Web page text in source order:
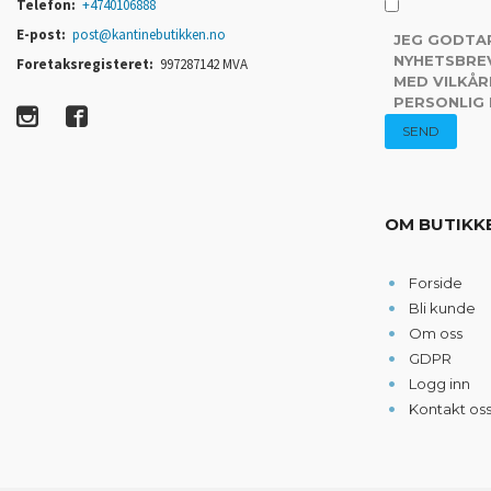
Telefon: +4740106888
E-post: post@kantinebutikken.no
Foretaksregisteret: 997287142 MVA
JEG
MED
PERSONLIG
OM
Forside
Bli kunde
Om oss
GDPR
Logg inn
Kontakt oss